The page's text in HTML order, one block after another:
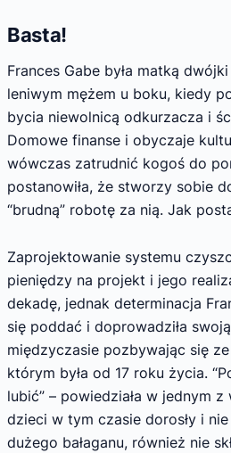
Basta!
Frances Gabe była matką
leniwym mężem u boku, kiedy
bycia niewolnicą odkurzacza i
Domowe finanse i obyczaje
wówczas zatrudnić kogoś do
postanowiła, że stworzy sobie
“brudną” robotę za nią. Jak
Zaprojektowanie systemu
pieniędzy na projekt i jego
dekadę, jednak determinacja
się poddać i doprowadziła
międzyczasie pozbywając się
którym była od 17 roku życia.
lubić” – powiedziała w jednym
dzieci w tym czasie dorosły i
dużego bałaganu, również nie